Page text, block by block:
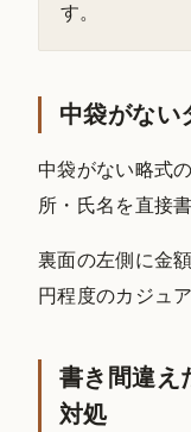
す。
中袋がない
中袋がない略式
所・氏名を直接
裏面の左側に金
円程度のカジュ
書き間違え
対処